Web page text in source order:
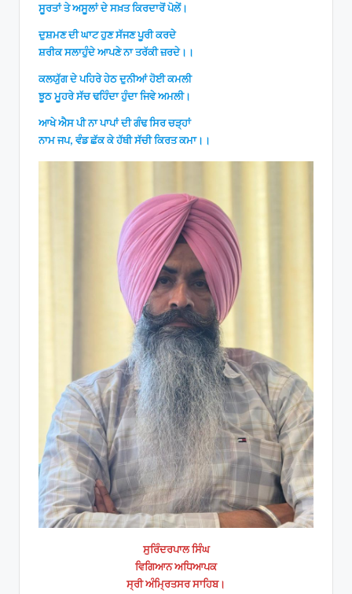
ਸੂਰਤਾਂ ਤੇ ਅਸੂਲਾਂ ਦੇ ਸਖ਼ਤ ਕਿਰਦਾਰੋਂ ਪੋਲੇਂ।
ਦੁਸ਼ਮਣ ਦੀ ਘਾਟ ਹੁਣ ਸੱਜਣ ਪੂਰੀ ਕਰਦੇ
ਸ਼ਰੀਕ ਸਲਾਹੁੰਦੇ ਆਪਣੇ ਨਾ ਤਰੱਕੀ ਜ਼ਰਦੇ।।
ਕਲਯੁੱਗ ਦੇ ਪਹਿਰੇ ਹੇਠ ਦੁਨੀਆਂ ਹੋਈ ਕਮਲੀ
ਝੂਠ ਮੂਹਰੇ ਸੱਚ ਢਹਿੰਦਾ ਹੁੰਦਾ ਜਿਵੇ ਅਮਲੀ।
ਆਖੇ ਐਸ ਪੀ ਨਾ ਪਾਪਾਂ ਦੀ ਗੰਢ ਸਿਰ ਚੜ੍ਹਾਂ
ਨਾਮ ਜਪ, ਵੰਡ ਛੱਕ ਕੇ ਹੱਥੀ ਸੱਚੀ ਕਿਰਤ ਕਮਾ।।
ਸੁਰਿੰਦਰਪਾਲ ਸਿੰਘ
ਵਿਗਿਆਨ ਅਧਿਆਪਕ
ਸ੍ਰੀ ਅੰਮ੍ਰਿਤਸਰ ਸਾਹਿਬ।